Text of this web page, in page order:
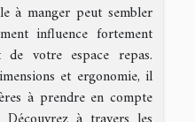
à manger peut sembler
influence fortement
votre espace repas.
et ergonomie, il
à prendre en compte